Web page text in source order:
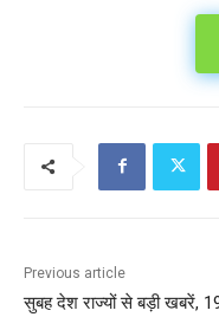
Previous article
सुबह देश राज्यों से बड़ी खबरें,